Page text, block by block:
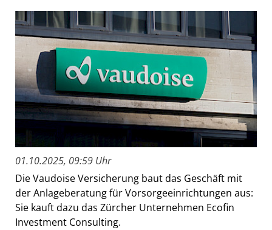
01.10.2025, 09:59 Uhr
Die Vaudoise Versicherung baut das Geschäft mit
der Anlageberatung für Vorsorgeeinrichtungen aus:
Sie kauft dazu das Zürcher Unternehmen Ecofin
Investment Consulting.